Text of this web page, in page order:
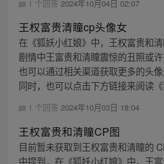
1 个回答 2024年10月04日 02:07
王权富贵清瞳cp头像女
在《狐妖小红娘》中，王权富贵和
剧情中王富贵和清瞳震惊的丑照或
也可以通过相关渠道获取更多的头
同时，也可以点击下方链接来阅读
1 个回答 2024年10月03日 18:04
王权富贵和清瞳CP图
目前暂未获取到王权富贵和清瞳的
中提到，在《狐妖小红娘》中，王